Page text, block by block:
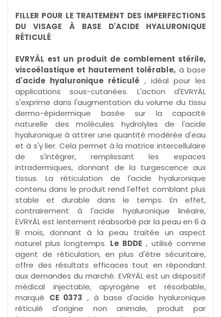
FILLER POUR LE TRAITEMENT DES IMPERFECTIONS
DU VISAGE À BASE D'ACIDE HYALURONIQUE
RÉTICULÉ
EVRYÀL est un produit de comblement stérile,
viscoélastique et hautement tolérable, à base
d'acide hyaluronique réticulé , idéal pour les
applications sous-cutanées. L'action d'EVRYÀL
s'exprime dans l'augmentation du volume du tissu
dermo-épidermique basée sur la capacité
naturelle des molécules hydrolyles de l'acide
hyaluronique à attirer une quantité modérée d'eau
et à s'y lier. Cela permet à la matrice intercellulaire
de s'intégrer, remplissant les espaces
intradermiques, donnant de la turgescence aux
tissus. La réticulation de l'acide hyaluronique
contenu dans le produit rend l'effet comblant plus
stable et durable dans le temps. En effet,
contrairement à l'acide hyaluronique linéaire,
EVRYÀL est lentement réabsorbé par la peau en 6 à
8 mois, donnant à la peau traitée un aspect
naturel plus longtemps. Le BDDE , utilisé comme
agent de réticulation, en plus d'être sécuritaire,
offre des résultats efficaces tout en répondant
aux demandes du marché. EVRYÀL est un dispositif
médical injectable, apyrogène et résorbable,
marqué CE 0373 , à base d'acide hyaluronique
réticulé d'origine non animale, produit par